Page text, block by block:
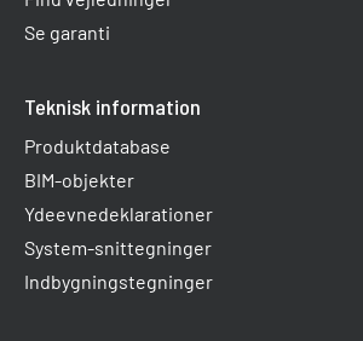
Se garanti
Teknisk information
Produktdatabase
BIM-objekter
Ydeevnedeklarationer
System-snittegninger
Indbygningstegninger